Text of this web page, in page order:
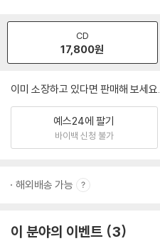
CD
17,800원
이미 소장하고 있다면 판매해 보세요.
예스24에 팔기
바이백 신청 불가
해외배송 가능
이 분야의 이벤트 3